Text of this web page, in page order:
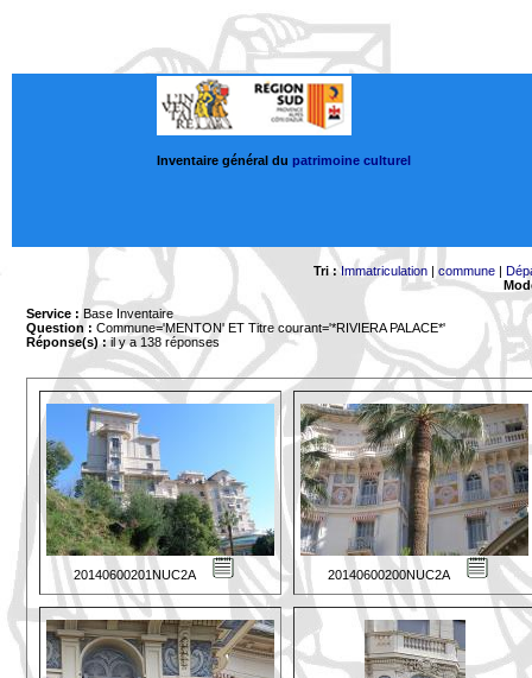
Inventaire général du patrimoine culturel
Tri : Immatriculation |commune |
Service : Base Inventaire
Question : Commune='MENTON' ET Titre courant='*RIVIERA PALACE*'
Réponse(s) :il y a 138 réponses
20140600201NUC2A 20140600200NUC2A